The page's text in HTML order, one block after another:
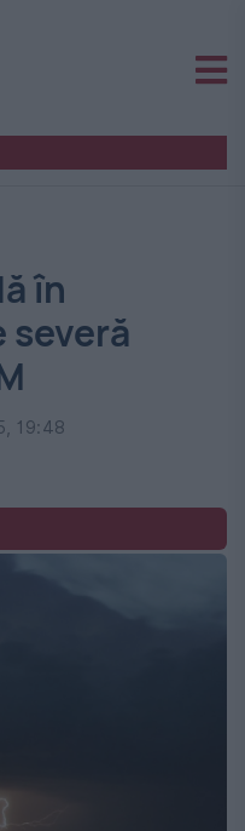
în
severă
19:48